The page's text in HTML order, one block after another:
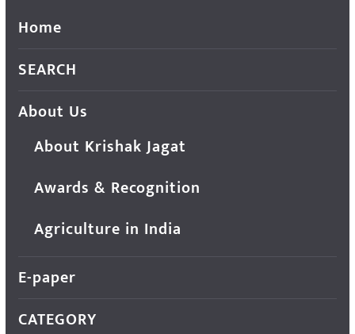
Home
SEARCH
About Us
About Krishak Jagat
Awards & Recognition
Agriculture in India
E-paper
CATEGORY